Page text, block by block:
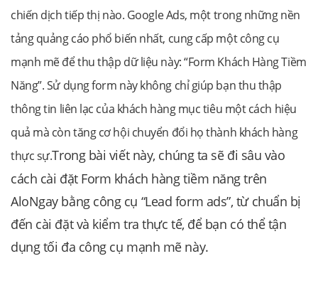
chiến dịch tiếp thị nào. Google Ads, một trong những nền
tảng quảng cáo phổ biến nhất, cung cấp một công cụ
mạnh mẽ để thu thập dữ liệu này: “Form Khách Hàng Tiềm
Năng”. Sử dụng form này không chỉ giúp bạn thu thập
thông tin liên lạc của khách hàng mục tiêu một cách hiệu
quả mà còn tăng cơ hội chuyển đổi họ thành khách hàng
thực sự.Trong bài viết này, chúng ta sẽ đi sâu vào
cách cài đặt Form khách hàng tiềm năng trên
AloNgay bằng công cụ “Lead form ads”, từ chuẩn bị
đến cài đặt và kiểm tra thực tế, để bạn có thể tận
dụng tối đa công cụ mạnh mẽ này.